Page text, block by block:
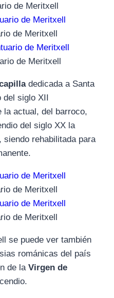
de Meritxell
de Meritxell
de Meritxell
dedicada a Santa
del siglo XII
la actual, del barroco,
del siglo XX la
rehabilitada para
de Meritxell
de Meritxell
se puede ver también
románicas del país
de la Virgen de